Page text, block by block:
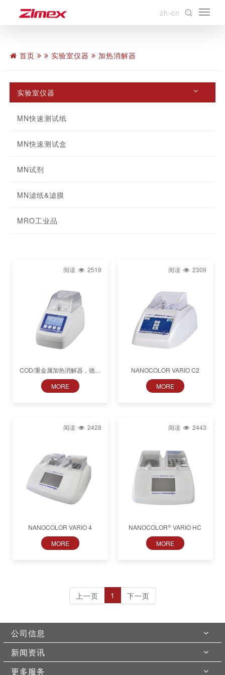
zh-cn
首页 实验室仪器 加热消解器
实验室仪器
MN快速测试纸
MN快速测试盒
MN试剂
MN滤纸&滤膜
MRO工业品
阅读 2519
COD/重金属加热消解器，德国
MN Vario mini
MORE
阅读 2309
NANOCOLOR VARIO C2
MORE
阅读 2428
NANOCOLOR VARIO 4
MORE
阅读 2443
NANOCOLOR® VARIO HC
MORE
上一页 1 下一页
公司信息
新闻资讯
更多服务